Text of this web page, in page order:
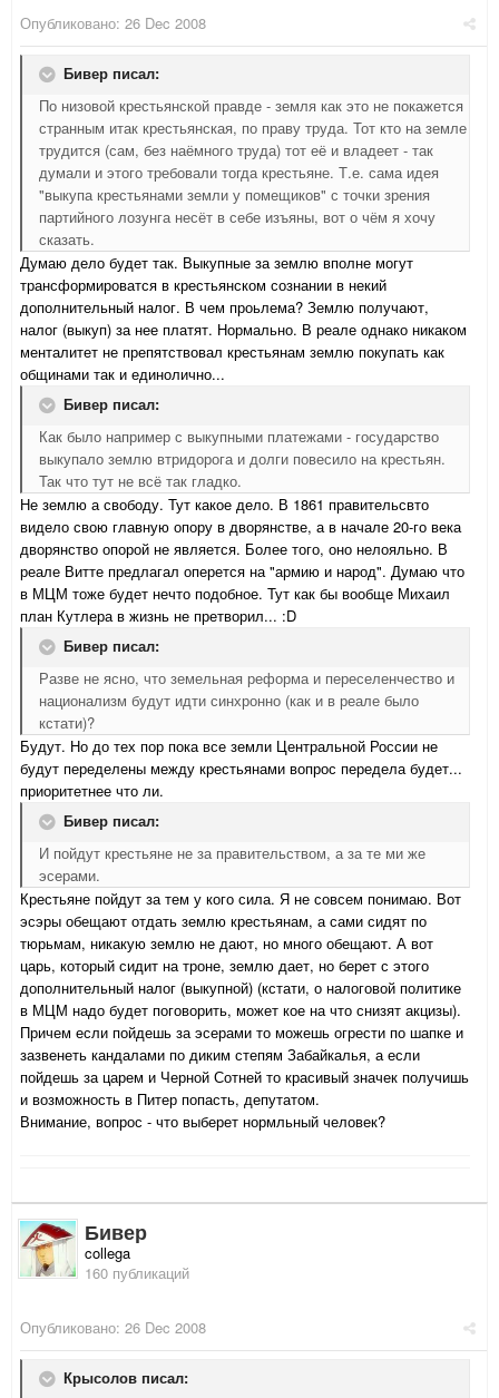
Опубликовано: 26 Dec 2008
Бивер писал:
По низовой крестьянской правде - земля как это не покажется
странным итак крестьянская, по праву труда. Тот кто на земле
трудится (сам, без наёмного труда) тот её и владеет - так
думали и этого требовали тогда крестьяне. Т.е. сама идея
"выкупа крестьянами земли у помещиков" с точки зрения
партийного лозунга несёт в себе изъяны, вот о чём я хочу
сказать.
Думаю дело будет так. Выкупные за землю вполне могут
трансформироватся в крестьянском сознании в некий
дополнительный налог. В чем проьлема? Землю получают,
налог (выкуп) за нее платят. Нормально. В реале однако никаком
менталитет не препятствовал крестьянам землю покупать как
общинами так и единолично...
Бивер писал:
Как было например с выкупными платежами - государство
выкупало землю втридорога и долги повесило на крестьян.
Так что тут не всё так гладко.
Не землю а свободу. Тут какое дело. В 1861 правительсвто
видело свою главную опору в дворянстве, а в начале 20-го века
дворянство опорой не является. Более того, оно нелояльно. В
реале Витте предлагал оперется на "армию и народ". Думаю что
в МЦМ тоже будет нечто подобное. Тут как бы вообще Михаил
план Кутлера в жизнь не претворил... :D
Бивер писал:
Разве не ясно, что земельная реформа и переселенчество и
национализм будут идти синхронно (как и в реале было
кстати)?
Будут. Но до тех пор пока все земли Центральной России не
будут переделены между крестьянами вопрос передела будет...
приоритетнее что ли.
Бивер писал:
И пойдут крестьяне не за правительством, а за те ми же
эсерами.
Крестьяне пойдут за тем у кого сила. Я не совсем понимаю. Вот
эсэры обещают отдать землю крестьянам, а сами сидят по
тюрьмам, никакую землю не дают, но много обещают. А вот
царь, который сидит на троне, землю дает, но берет с этого
дополнительный налог (выкупной) (кстати, о налоговой политике
в МЦМ надо будет поговорить, может кое на что снизят акцизы).
Причем если пойдешь за эсерами то можешь огрести по шапке и
зазвенеть кандалами по диким степям Забайкалья, а если
пойдешь за царем и Черной Сотней то красивый значек получишь
и возможность в Питер попасть, депутатом.
Внимание, вопрос - что выберет нормльный человек?
Бивер
collega
160 публикаций
Опубликовано: 26 Dec 2008
Крысолов писал: